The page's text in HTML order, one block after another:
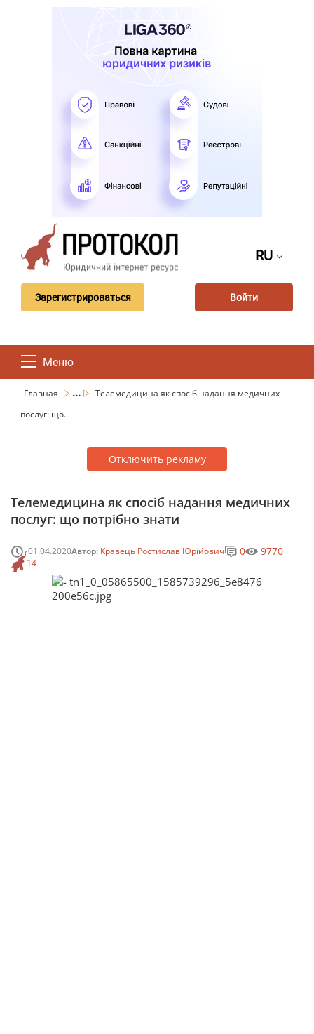
RU
Зарегистрироваться Войти
Меню
Главная ...
Телемедицина як спосіб надання медичних
послуг: що...
Отключить рекламу
Телемедицина як спосіб надання медичних
послуг: що потрібно знати
01.04.2020Автор: Кравець Ростислав Юрійович
14
0 9770